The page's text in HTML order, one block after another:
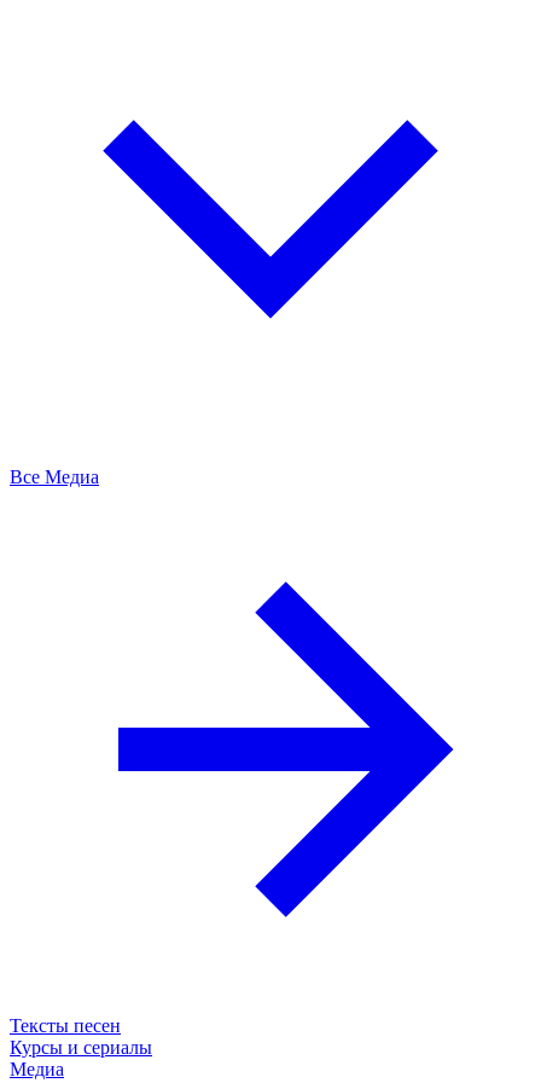
Все Медиа
Тексты песен
Курсы и сериалы
Медиа